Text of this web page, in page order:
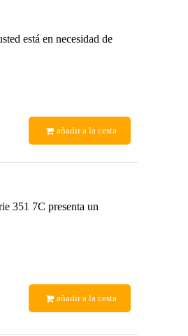
está en necesidad de
añadir a la cesta
351 7C presenta un
añadir a la cesta